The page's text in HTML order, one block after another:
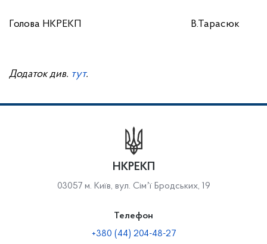
Голова НКРЕКП В.Тарасюк
Додаток див. тут.
НКРЕКП
03057 м. Київ, вул. Сімʼї Бродських, 19
Телефон
+380 (44) 204-48-27